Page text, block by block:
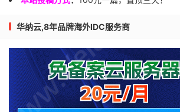
华纳云,8年品牌海外IDC服务商